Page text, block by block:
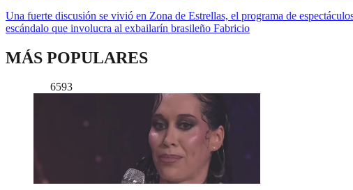
Una fuerte discusión se vivió en Zona de Estrellas, el programa de
escándalo que involucra al exbailarín brasileño Fabricio
MÁS POPULARES
6593